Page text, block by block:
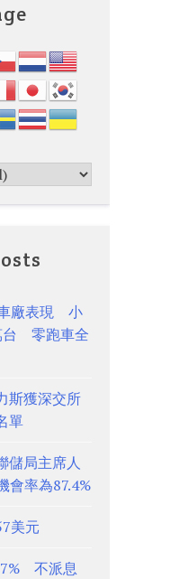
廠表現 小
台 零跑車全
斯獲深交所
單
儲局主席人
率為87.4%
美元
不派息